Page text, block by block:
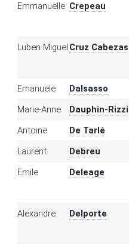
Emmanuelle Crepeau
Luben Miguel Cruz Cabezas
Emanuele Dalsasso
Marie-Anne
Dauphin-Rizzi
Antoine
De Tarlé
Laurent
Debreu
Emile
Deleage
Alexandre Delporte